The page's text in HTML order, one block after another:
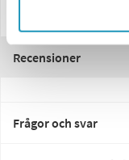
Recensioner
Frågor och svar